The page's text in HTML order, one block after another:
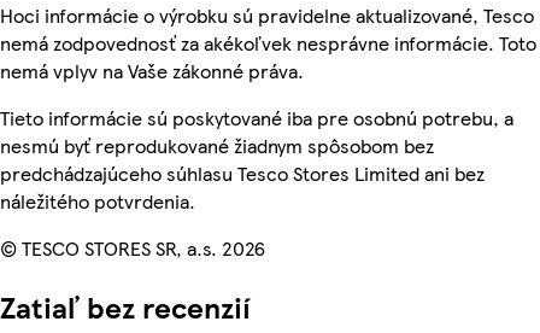
Hoci informácie o výrobku sú pravidelne aktualizované, Tesco
nemá zodpovednosť za akékoľvek nesprávne informácie. Toto
nemá vplyv na Vaše zákonné práva.
Tieto informácie sú poskytované iba pre osobnú potrebu, a
nesmú byť reprodukované žiadnym spôsobom bez
predchádzajúceho súhlasu Tesco Stores Limited ani bez
náležitého potvrdenia.
© TESCO STORES SR, a.s. 2026
Zatiaľ bez recenzií